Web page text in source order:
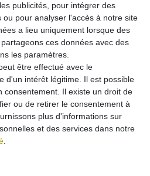
horsFrais de livraison
chargeur voiture - chargeur
- Câble data pour Apple iPhone 3G /
/ 4S / iPod - noir
€ *
Dans le panier
horsFrais de livraison
publicités, pour intégrer des
pour analyser l'accès à notre site
a lieu uniquement lorsque des
ces données avec des
les paramètres.
être effectué avec le
d'un intérêt légitime. Il est possible
consentement. Il existe un droit de
ou de retirer le consentement à
plus d'informations sur
et des services dans notre